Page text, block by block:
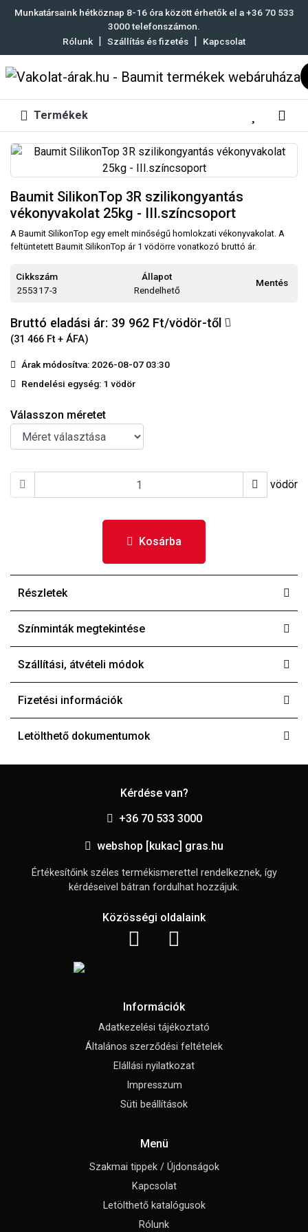
Munkatársaink hétköznap 8-16 óra között érhetők el a+36 70 533
3000telefonszámon.
Rólunk | Szállítás és fizetés | Kapcsolat
Termékek
Baumit SilikonTop 3R szilikongyantás
vékonyvakolat 25kg - III.színcsoport
A Baumit SilikonTop egy emelt minőségű homlokzati vékonyvakolat. A
feltüntetett Baumit SilikonTop ár 1 vödörre vonatkozó bruttó ár.
Cikkszám
255317-3
Állapot
Rendelhető
Mentés
Bruttó eladási ár: 39 962 Ft/vödör-től
(31 466 Ft + ÁFA)
Árak módosítva: 2026-08-07 03:30
Rendelési egység: 1 vödör
Válasszon méretet
vödör
Kosárba
Részletek
Színminták megtekintése
Szállítási, átvételi módok
Fizetési információk
Letölthető dokumentumok
Kérdése van?
+36 70 533 3000
webshop [kukac] gras.hu
Értékesítőink széles termékismerettel rendelkeznek, így
kérdéseivel bátran fordulhat hozzájuk.
Közösségi oldalaink
Információk
Adatkezelési tájékoztató
Általános szerződési feltételek
Elállási nyilatkozat
Impresszum
Süti beállítások
Menü
Szakmai tippek / Újdonságok
Kapcsolat
Letölthető katalógusok
Rólunk